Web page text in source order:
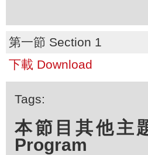
第一節 Section 1
下載 Download
Tags:
本節目其他主
Program